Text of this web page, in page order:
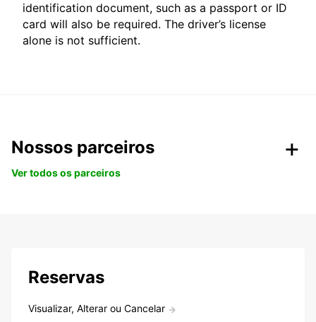
identification document, such as a passport or ID
card will also be required. The driver’s license
alone is not sufficient.
Nossos parceiros
Ver todos os parceiros
Reservas
Visualizar, Alterar ou Cancelar